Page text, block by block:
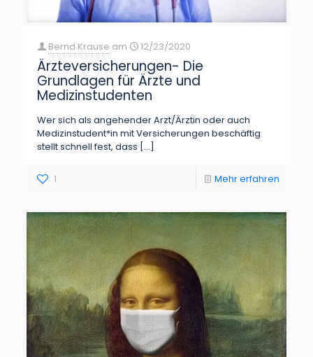
Bernd Krause am 12/23/2020
Ärzteversicherungen- Die
Grundlagen für Ärzte und
Medizinstudenten
Wer sich als angehender Arzt/Ärztin oder auch
Medizinstudent*in mit Versicherungen beschäftig
stellt schnell fest, dass […]
1 Mehr erfahren